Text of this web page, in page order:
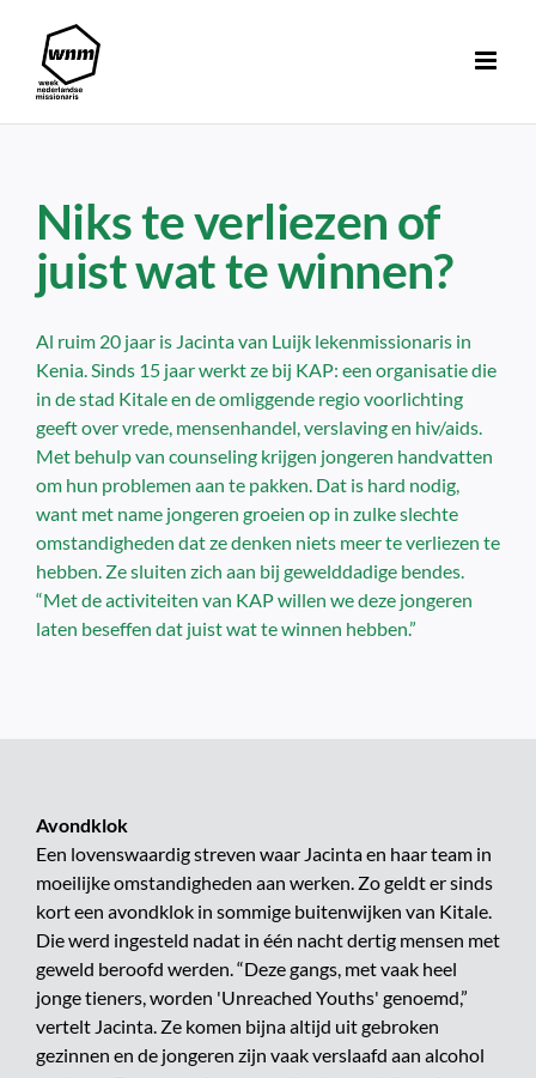
inhoud
Niks te verliezen of
juist wat te winnen?
Al ruim 20 jaar is Jacinta van Luijk lekenmissionaris in
Kenia. Sinds 15 jaar werkt ze bij KAP: een organisatie die
in de stad Kitale en de omliggende regio voorlichting
geeft over vrede, mensenhandel, verslaving en hiv/aids.
Met behulp van counseling krijgen jongeren handvatten
om hun problemen aan te pakken. Dat is hard nodig,
want met name jongeren groeien op in zulke slechte
omstandigheden dat ze denken niets meer te verliezen te
hebben. Ze sluiten zich aan bij gewelddadige bendes.
“Met de activiteiten van KAP willen we deze jongeren
laten beseffen dat juist wat te winnen hebben.”
Avondklok
Een lovenswaardig streven waar Jacinta en haar team in
moeilijke omstandigheden aan werken. Zo geldt er sinds
kort een avondklok in sommige buitenwijken van Kitale.
Die werd ingesteld nadat in één nacht dertig mensen met
geweld beroofd werden. “Deze gangs, met vaak heel
jonge tieners, worden 'Unreached Youths' genoemd,”
vertelt Jacinta. Ze komen bijna altijd uit gebroken
gezinnen en de jongeren zijn vaak verslaafd aan alcohol